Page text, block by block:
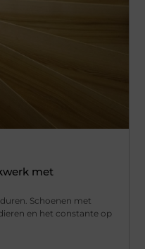
met
Schoenen met
en het constante op